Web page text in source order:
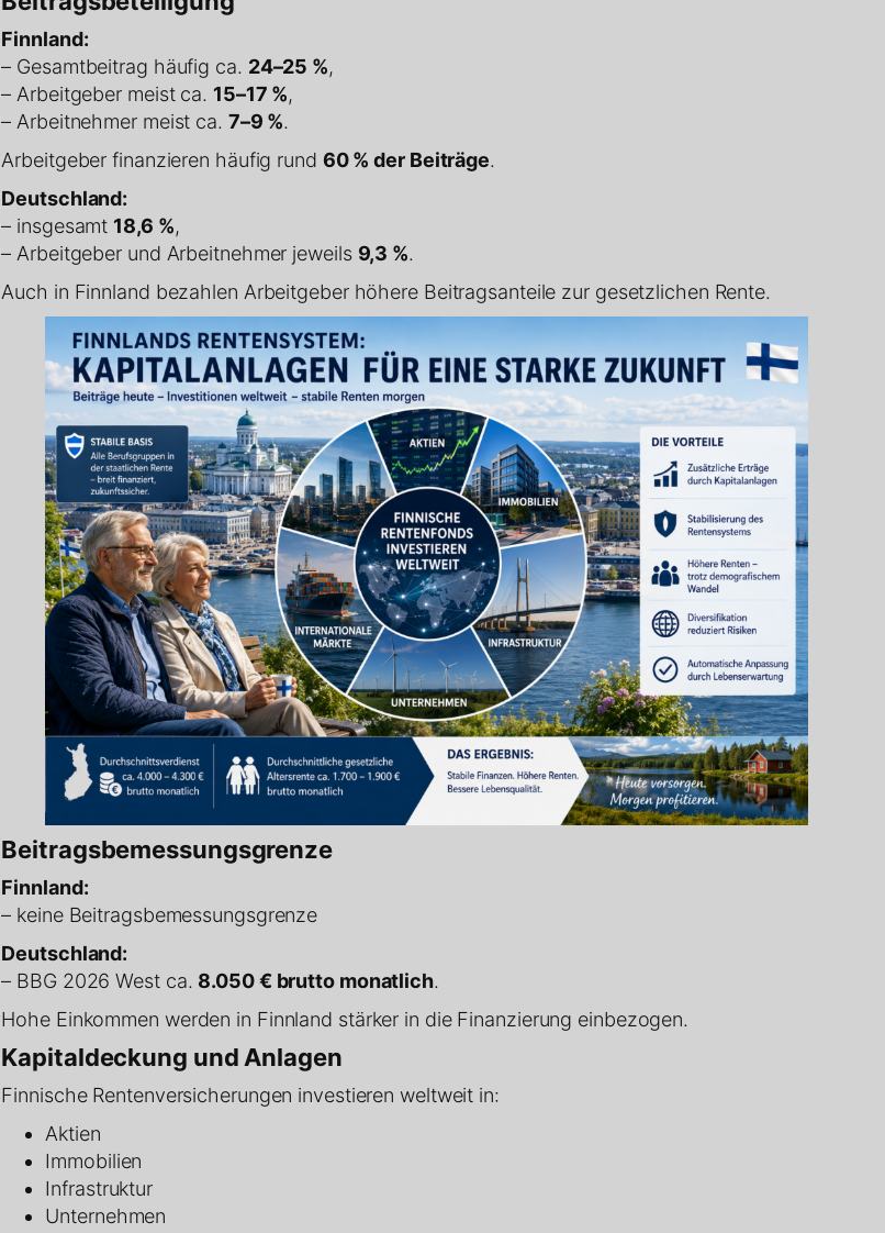
Finnland:
– Gesamtbeitrag häufig ca. 24–25 %,
– Arbeitgeber meist ca. 15–17 %,
– Arbeitnehmer meist ca. 7–9 %.
Arbeitgeber finanzieren häufig rund 60 % der Beiträge.
Deutschland:
– insgesamt 18,6 %,
– Arbeitgeber und Arbeitnehmer jeweils 9,3 %.
Auch in Finnland bezahlen Arbeitgeber höhere Beitragsanteile zur gesetzlichen Rente.
Beitragsbemessungsgrenze
Finnland:
– keine Beitragsbemessungsgrenze
Deutschland:
– BBG 2026 West ca. 8.050 € brutto monatlich.
Hohe Einkommen werden in Finnland stärker in die Finanzierung einbezogen.
Kapitaldeckung und Anlagen
Finnische Rentenversicherungen investieren weltweit in:
Aktien
Immobilien
Infrastruktur
Unternehmen